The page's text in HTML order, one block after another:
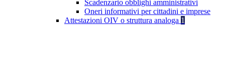
Scadenzario obblighi amministrativi
Oneri informativi per cittadini e imprese
Attestazioni OIV o struttura analoga 1